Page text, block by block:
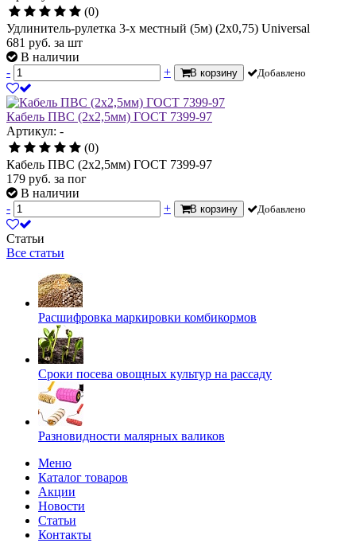
(0)
Удлинитель-рулетка 3-х местный (5м) (2х0,75) Universal
681 руб. за шт
В наличии
-
+ В корзину Добавлено
Кабель ПВС (2х2,5мм) ГОСТ 7399-97
Артикул: -
(0)
Кабель ПВС (2х2,5мм) ГОСТ 7399-97
179 руб. за пог
В наличии
-
+ В корзину Добавлено
Статьи
Все статьи
Расшифровка маркировки комбикормов
Сроки посева овощных культур на рассаду
Разновидности малярных валиков
Меню
Каталог товаров
Акции
Новости
Статьи
Контакты